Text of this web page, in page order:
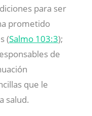
para ser
prometido
(Salmo 103:3);
de
que le
salud.